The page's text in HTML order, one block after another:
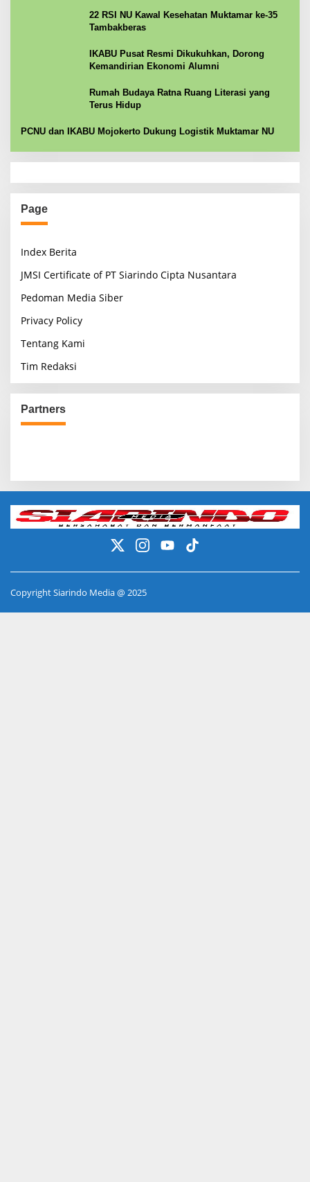
22 RSI NU Kawal Kesehatan Muktamar ke-35
Tambakberas
IKABU Pusat Resmi Dikukuhkan, Dorong
Kemandirian Ekonomi Alumni
Rumah Budaya Ratna Ruang Literasi yang
Terus Hidup
PCNU dan IKABU Mojokerto Dukung Logistik Muktamar NU
Page
Index Berita
JMSI Certificate of PT Siarindo Cipta Nusantara
Pedoman Media Siber
Privacy Policy
Tentang Kami
Tim Redaksi
Partners
Copyright Siarindo Media @ 2025